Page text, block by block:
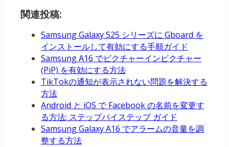
関連投稿:
Samsung Galaxy S25 シリーズに Gboard を
インストールして有効にする手順ガイド
Samsung A16 でピクチャーインピクチャー
(PiP) を有効にする方法
TikTokの通知が表示されない問題を解決する
方法
Android と iOS で Facebook の名前を変更す
る方法: ステップバイステップ ガイド
Samsung Galaxy A16 でアラームの音量を調
整する方法